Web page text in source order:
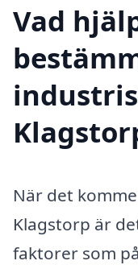
Vad
När det
Klagstorp är
faktorer som